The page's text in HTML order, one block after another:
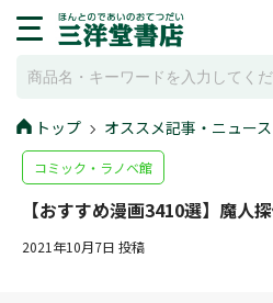
トップ オススメ記事・ニュー
コミック・ラノベ館
【おすすめ漫画3410選】魔人
2021年10月7日 投稿